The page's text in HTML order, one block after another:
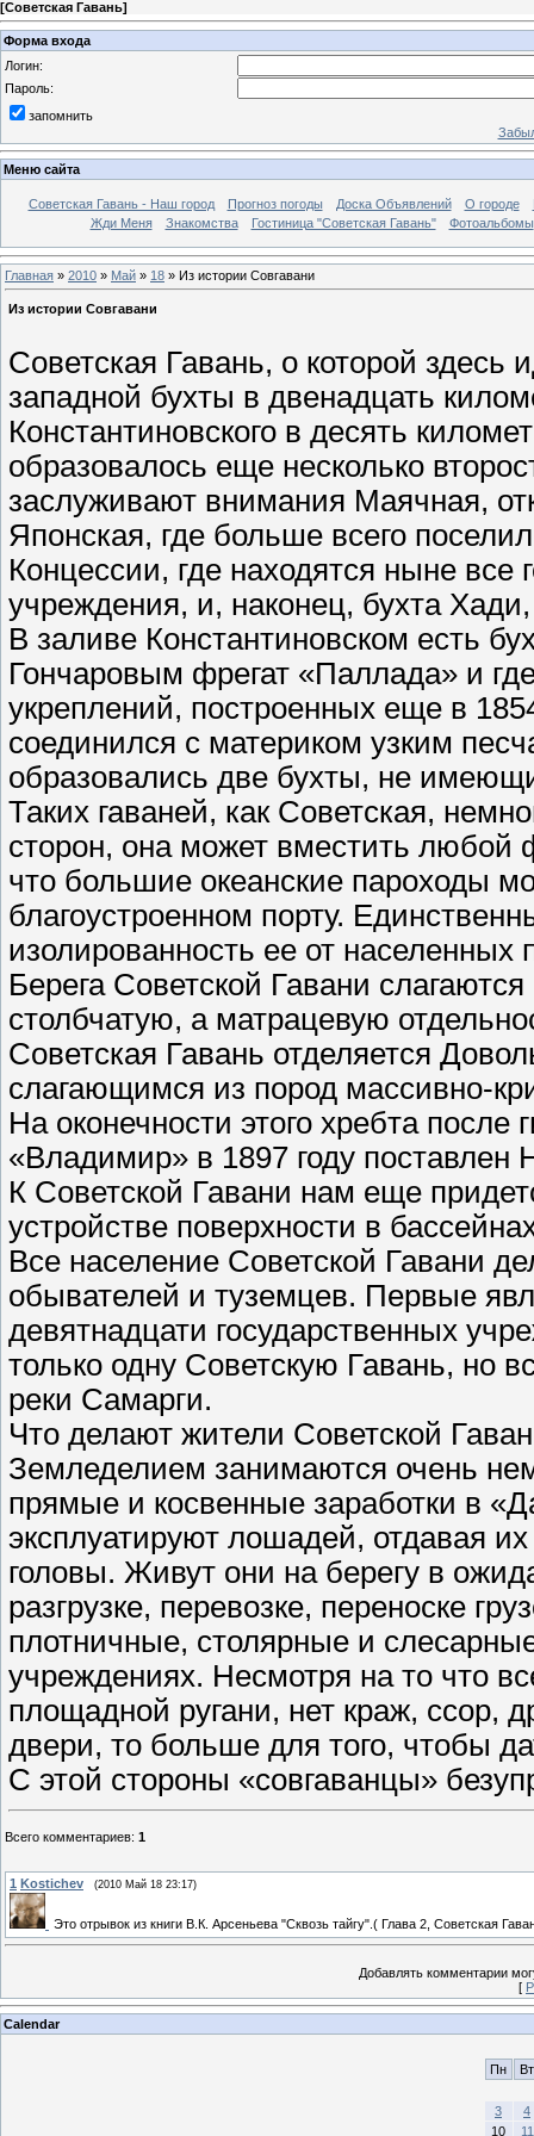
[Советская Гавань]
Форма входа
Логин:
Пароль:
запомнить
Меню сайта
Советская Гавань - Наш город Прогноз погоды Доска Объявлений О городе
Жди Меня
Знакомства Гостиница "Советская Гавань" Фотоальбомы
Главная » 2010 » Май » 18 » Из истории Совгавани
Из истории Совгавани
Советская Гавань, о которой здесь
западной бухты в двенадцать
Константиновского в десять
образовалось еще несколько
заслуживают внимания Маячная,
Японская, где больше всего
Концессии, где находятся ныне
учреждения, и, наконец, бухта
В заливе Константиновском есть
Гончаровым фрегат «Паллада» и
укреплений, построенных еще в
соединился с материком узким
образовались две бухты, не
Таких гаваней, как Советская,
сторон, она может вместить любой
что большие океанские пароходы
благоустроенном порту.
изолированность ее от населенных
Берега Советской Гавани
столбчатую, а матрацевую
Советская Гавань отделяется
слагающимся из пород массивно-
На оконечности этого хребта
«Владимир» в 1897 году поставлен
К Советской Гавани нам еще
устройстве поверхности в
Все население Советской Гавани
обывателей и туземцев. Первые
девятнадцати государственных
только одну Советскую Гавань, но
реки Самарги.
Что делают жители Советской
Земледелием занимаются очень
прямые и косвенные заработки в
эксплуатируют лошадей, отдавая
головы. Живут они на берегу в
разгрузке, перевозке, переноске
плотничные, столярные и
учреждениях. Несмотря на то что
площадной ругани, нет краж, ссор,
двери, то больше для того, чтобы
С этой стороны «совгаванцы»
Всего комментариев: 1
1 Kostichev (2010 Май 18 23:17)
Это отрывок из книги В.К. Арсеньева "Сквозь тайгу".( Глава 2, Советская
Добавлять комментарии
[
Calendar
Пн Вт
3
4
10
11